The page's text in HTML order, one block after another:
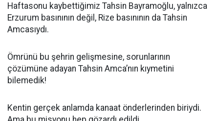
Haftasonu kaybettiğimiz Tahsin Bayramoğlu, yalnızca
Erzurum basınının değil, Rize basınının da Tahsin
Amcasıydı.
Ömrünü bu şehrin gelişmesine, sorunlarının
çözümüne adayan Tahsin Amca’nın kıymetini
bilemedik!
Kentin gerçek anlamda kanaat önderlerinden biriydi.